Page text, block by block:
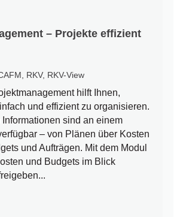
– Projekte effizient
RKV, RKV-View
hilft Ihnen,
und effizient zu organisieren.
sind an einem
– von Plänen über Kosten
und Aufträgen. Mit dem Modul
und Budgets im Blick